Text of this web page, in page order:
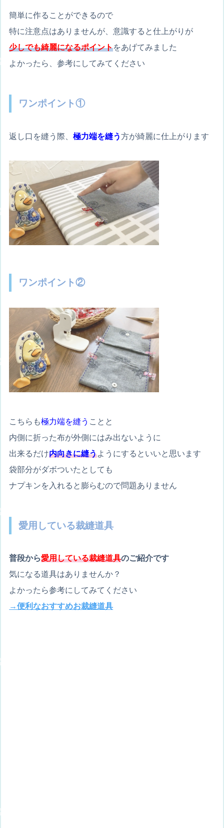
簡単に作ることができるので
特に注意点はありませんが、意識すると仕上がりが
少しでも綺麗になるポイントをあげてみました
よかったら、参考にしてみてください
ワンポイント①
返し口を縫う際、極力端を縫う方が綺麗に仕上がります
ワンポイント②
こちらも極力端を縫う ことと
内側に折った布が外側にはみ出ないように
出来るだけ内向きに縫うようにするといいと思います
袋部分がダボついたとしても
ナプキンを入れると膨らむので問題ありません
愛用している裁縫道具
普段から愛用している裁縫道具のご紹介です
気になる道具はありませんか？
よかったら参考にしてみてください
→便利なおすすめお裁縫道具